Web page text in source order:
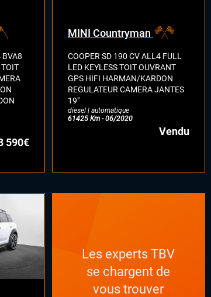
BVA8
TOIT
590€
MINI Countryman
COOPER SD 190 CV ALL4 FULL
LED KEYLESS TOIT OUVRANT
GPS HIFI HARMAN/KARDON
REGULATEUR CAMERA JANTES
19"
diesel | automatique
61425 Km - 06/2020
Vendu
Les experts TBV
se chargent de
vous trouver